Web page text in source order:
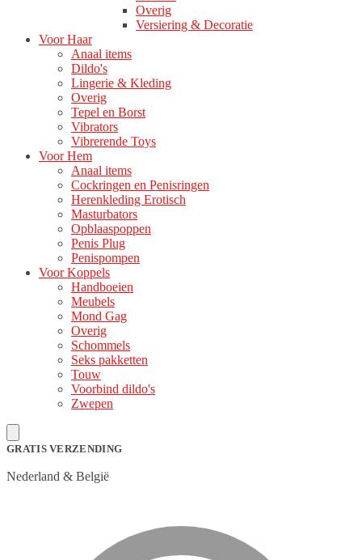
Overig
Versiering & Decoratie
Voor Haar
Anaal items
Dildo's
Lingerie & Kleding
Overig
Tepel en Borst
Vibrators
Vibrerende Toys
Voor Hem
Anaal items
Cockringen en Penisringen
Herenkleding Erotisch
Masturbators
Opblaaspoppen
Penis Plug
Penispompen
Voor Koppels
Handboeien
Meubels
Mond Gag
Overig
Schommels
Seks pakketten
Touw
Voorbind dildo's
Zwepen
GRATIS VERZENDING
Nederland & België